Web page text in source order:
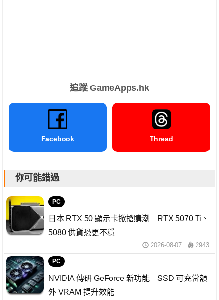
追蹤 GameApps.hk
Facebook Thread
你可能錯過
PC
日本 RTX 50 顯示卡掀搶購潮 RTX 5070 Ti、
5080 供貨恐更不穩
2026-08-07 2943
PC
NVIDIA 傳研 GeForce 新功能 SSD 可充當額
外 VRAM 提升效能